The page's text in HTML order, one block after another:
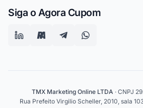
Siga o Agora Cupom
TMX Marketing Online LTDA · CNPJ
Rua Prefeito Virgilio Scheller, 2010, sala